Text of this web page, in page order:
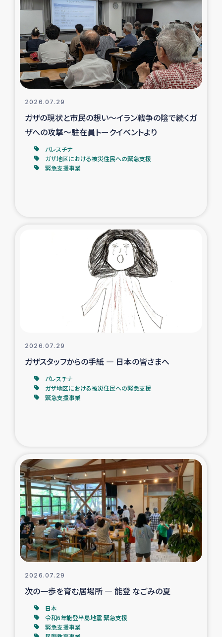
レバノンでのシリア難民への食糧・越冬支援
レバノンにおける緊急支援
レバノンでのシリア難民への教育支援事業
レバノンでのシリア難民・レバノン人への農業支援
海外ルーツの市民との共生
神原ゼミxパルシック
仮設住宅生活支援・農業復興支援
漁業復興支援
インターン・ボランティア日誌
経済自立支援事業
ガザ空爆被災者への食料支援と農家生産支援
ガザ地区における羊の畜産支援
ガザ地区酪農を通した女性グループの生計支援
ふりかけ普及と食生活改善による栄養改善事業
フェアトレード事業
緊急支援事業
女性の生計向上を通じた子どもの栄養改善事業
2026.07.29
ガザの現状と市民の想い～イラン戦争の陰で続くガ
ザへの攻撃～駐在員トークイベントより
パレスチナ
ガザ地区における被災住民への緊急支援
緊急支援事業
2026.07.29
ガザスタッフからの手紙 ― 日本の皆さまへ
パレスチナ
ガザ地区における被災住民への緊急支援
緊急支援事業
2026.07.29
次の一歩を育む居場所 ― 能登 なごみの夏
日本
令和6年能登半島地震 緊急支援
緊急支援事業